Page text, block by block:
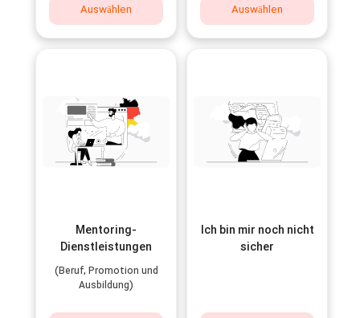
Auswählen Auswählen
Mentoring-
Dienstleistungen
(Beruf, Promotion und
Ausbildung)
Ich bin mir noch nicht
sicher